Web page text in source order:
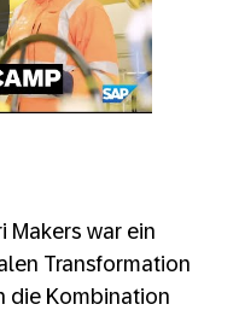
Makers war ein
Transformation
die Kombination